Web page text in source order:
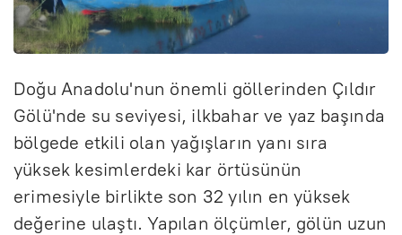
Doğu Anadolu'nun önemli göllerinden Çıldır
Gölü'nde su seviyesi, ilkbahar ve yaz başında
bölgede etkili olan yağışların yanı sıra
yüksek kesimlerdeki kar örtüsünün
erimesiyle birlikte son 32 yılın en yüksek
değerine ulaştı. Yapılan ölçümler, gölün uzun